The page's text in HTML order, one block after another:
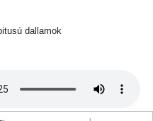
dallamok